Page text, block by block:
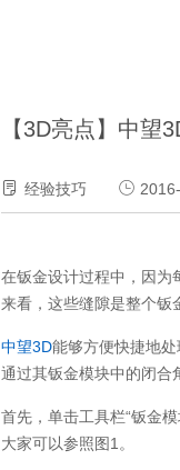
【3D亮点】中望
经验技巧
在钣金设计过程中，因为
来看，这些缝隙是整个钣
中望3D能够方便快捷地
通过其钣金模块中的闭合
首先，单击工具栏“钣金
大家可以参照图1。